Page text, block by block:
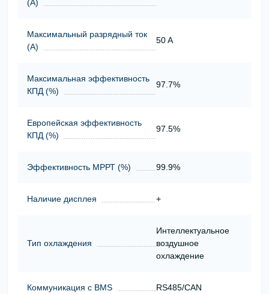
(А)
Максимальный разрядный ток
(А)
50 A
Максимальная эффективность
КПД (%)
97.7%
Европейская эффективность
КПД (%)
97.5%
Эффективность МРРТ (%) 99.9%
Наличие дисплея +
Тип охлаждения
Интеллектуальное
воздушное
охлаждение
Коммуникация с BMS RS485/CAN